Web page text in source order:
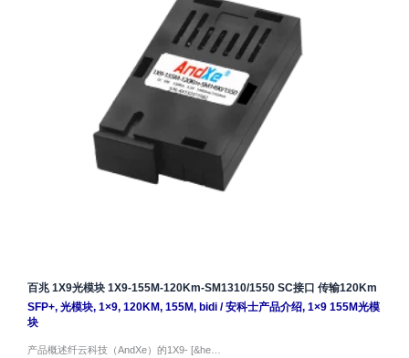
百兆 1X9光模块 1X9-155M-120Km-SM1310/1550 SC接口 传输120Km
SFP+, 光模块, 1×9, 120KM, 155M, bidi/安科士产品介绍, 1×9 155M光模
块
产品概述纤云科技（AndXe）的1X9- [&he…